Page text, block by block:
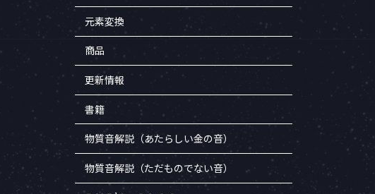
元素変換
商品
更新情報
書籍
物質音解説（あたらしい金の音）
物質音解説（ただものでない音）